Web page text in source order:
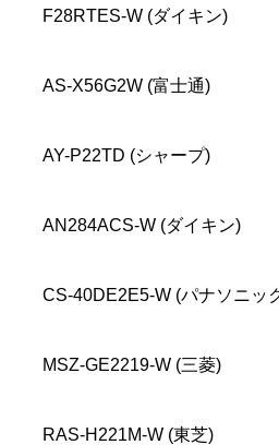
F28RTES-W (ダイキン)
AS-X56G2W (富士通)
AY-P22TD (シャープ)
AN284ACS-W (ダイキン)
CS-40DE2E5-W (パナソニッ
MSZ-GE2219-W (三菱)
RAS-H221M-W (東芝)